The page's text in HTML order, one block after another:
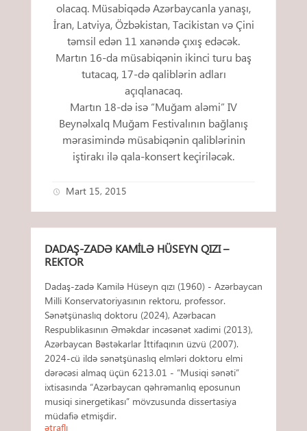
olacaq. Müsabiqədə Azərbaycanla yanaşı,
İran, Latviya, Özbəkistan, Tacikistan və Çini
təmsil edən 11 xanəndə çıxış edəcək.
Martın 16-da müsabiqənin ikinci turu baş
tutacaq, 17-də qaliblərin adları
açıqlanacaq.
Martın 18-də isə “Muğam aləmi” IV
Beynəlxalq Muğam Festivalının bağlanış
mərasimində müsabiqənin qaliblərinin
iştirakı ilə qala-konsert keçiriləcək.
Mart 15, 2015
DADAŞ-ZADƏ KAMILƏ HÜSEYN QIZI –
REKTOR
Dadaş-zadə Kamilə Hüseyn qızı (1960) - Azərbaycan
Milli Konservatoriyasının rektoru, professor.
Sənətşünaslıq doktoru (2024), Azərbacan
Respublikasının Əməkdar incəsənət xadimi (2013),
Azərbaycan Bəstəkarlar İttifaqının üzvü (2007).
2024-cü ildə sənətşünaslıq elmləri doktoru elmi
dərəcəsi almaq üçün 6213.01 - “Musiqi sənəti”
ixtisasında “Azərbaycan qəhrəmanlıq eposunun
musiqi sinergetikası” mövzusunda dissertasiya
müdafiə etmişdir.
ətraflı